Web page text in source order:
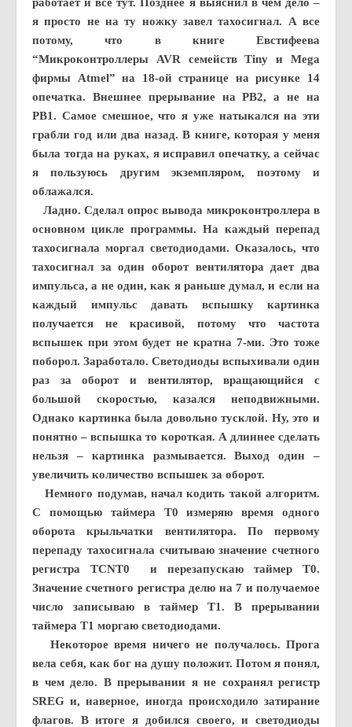
я просто не на ту ножку завел тахосигнал. А все
потому, что в книге Евстифеева
“Микроконтроллеры AVR семейств Tiny и Mega
фирмы Atmel” на 18-ой странице на рисунке 14
опечатка. Внешнее прерывание на PB2, а не на
PB1. Самое смешное, что я уже натыкался на эти
грабли год или два назад. В книге, которая у меня
была тогда на руках, я исправил опечатку, а сейчас
я пользуюсь другим экземпляром, поэтому и
облажался.
Ладно. Сделал опрос вывода микроконтроллера в
основном цикле программы. На каждый перепад
тахосигнала моргал светодиодами. Оказалось, что
тахосигнал за один оборот вентилятора дает два
импульса, а не один, как я раньше думал, и если на
каждый импульс давать вспышку картинка
получается не красивой, потому что частота
вспышек при этом будет не кратна 7-ми. Это тоже
поборол. Заработало. Светодиоды вспыхивали один
раз за оборот и вентилятор, вращающийся с
большой скоростью, казался неподвижными.
Однако картинка была довольно тусклой. Ну, это и
понятно – вспышка то короткая. А длиннее сделать
нельзя – картинка размывается. Выход один –
увеличить количество вспышек за оборот.
Немного подумав, начал кодить такой алгоритм.
С помощью таймера Т0 измеряю время одного
оборота крыльчатки вентилятора. По первому
перепаду тахосигнала считываю значение счетного
регистра TCNT0 и перезапускаю таймер Т0.
Значение счетного регистра делю на 7 и получаемое
число записываю в таймер T1. В прерывании
таймера Т1 моргаю светодиодами.
Некоторое время ничего не получалось. Прога
вела себя, как бог на душу положит. Потом я понял,
в чем дело. В прерывании я не сохранял регистр
SREG и, наверное, иногда происходило затирание
флагов. В итоге я добился своего, и светодиоды